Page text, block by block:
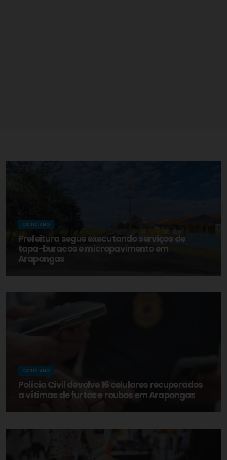
COTIDIANO
Prefeitura segue executando serviços de
tapa-buracos e micropavimento em
Arapongas
COTIDIANO
Polícia Civil devolve 16 celulares recuperados
a vítimas de furtos e roubos em Arapongas